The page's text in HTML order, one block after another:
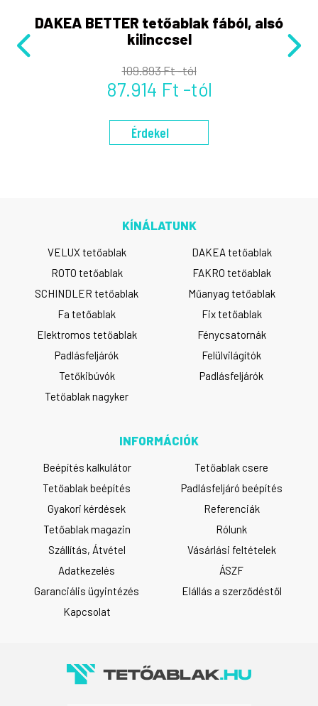
DAKEA BETTER tetőablak fából, alsó
kilinccsel
109.893 Ft -tól
87.914 Ft -tól
Érdekel
KÍNÁLATUNK
VELUX tetőablak
DAKEA tetőablak
ROTO tetőablak
FAKRO tetőablak
SCHINDLER tetőablak
Műanyag tetőablak
Fa tetőablak
Fix tetőablak
Elektromos tetőablak
Fénycsatornák
Padlásfeljárók
Felülvilágítók
Tetőkibúvók
Padlásfeljárók
Tetőablak nagyker
INFORMÁCIÓK
Beépítés kalkulátor
Tetőablak csere
Tetőablak beépítés
Padlásfeljáró beépítés
Gyakori kérdések
Referenciák
Tetőablak magazin
Rólunk
Szállítás, Átvétel
Vásárlási feltételek
Adatkezelés
ÁSZF
Garanciális ügyintézés
Elállás a szerződéstől
Kapcsolat